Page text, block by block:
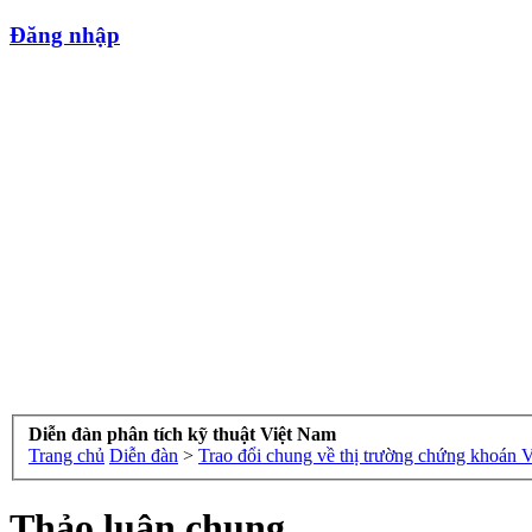
Đăng nhập
Diễn đàn phân tích kỹ thuật Việt Nam
Trang chủ Diễn đàn > Trao đổi chung về thị trường chứng khoán